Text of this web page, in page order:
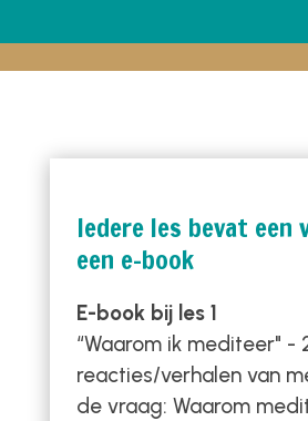
Iedere les bevat een
een e-book
E-book bij les 1
“Waarom ik mediteer" -
reacties/verhalen van
de vraag: Waarom